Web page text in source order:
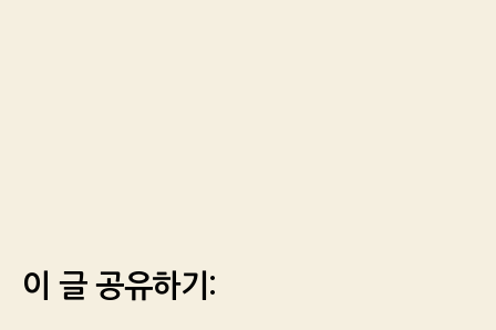
이 글 공유하기: